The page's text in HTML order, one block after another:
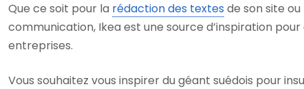
Que ce soit pour la rédaction des textes de son site
communication, Ikea est une source d’inspiration
entreprises.
Vous souhaitez vous inspirer du géant suédois pour